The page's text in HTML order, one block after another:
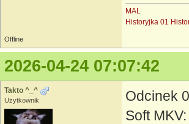
MAL
Historyjka 01
Offline
2026-04-24 07:07:42
Takto ^_^
Użytkownik
Odcinek
Soft MKV: